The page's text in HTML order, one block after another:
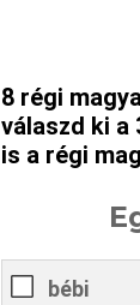
8 régi
válaszd ki a
is a régi
bébi